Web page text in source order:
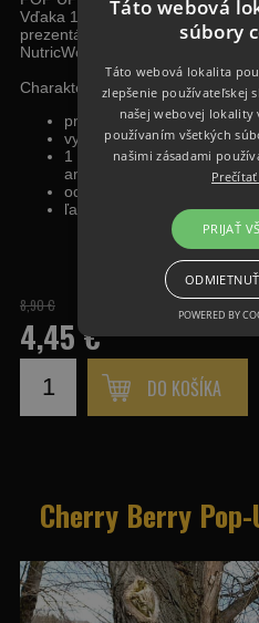
Vďaka 1 ml extra čistej
prezentácie, či už samostatne
NutricWorld.
Charakteristika:
príchuť čerešňa +
vysoká vztlaková sila
1 ml extra čistej esencie k
arómy a kombinovanie
odolnosť voči ataku malých
ľahká prepichovateľnosť,
8,90 €
4,45 €
DO KOŠÍKA
Cherry Berry Pop-
Táto webová
súbory
Táto webová lokalita
zlepšenie používateľskej
našej webovej lokality
používaním všetkých
našimi zásadami
PRIJAŤ
POWERED BY